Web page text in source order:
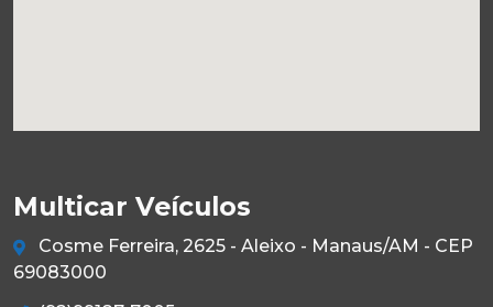
Multicar Veículos
Cosme Ferreira, 2625 - Aleixo - Manaus/AM - CEP
69083000